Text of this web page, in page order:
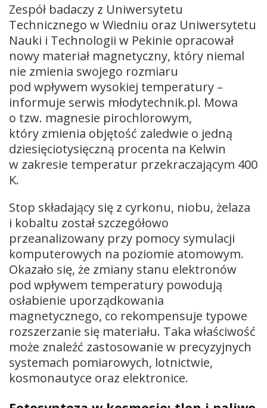
Zespół badaczy z Uniwersytetu
Technicznego w Wiedniu oraz Uniwersytetu
Nauki i Technologii w Pekinie opracował
nowy materiał magnetyczny, który niemal
nie zmienia swojego rozmiaru
pod wpływem wysokiej temperatury –
informuje serwis młodytechnik.pl. Mowa
o tzw. magnesie pirochlorowym,
który zmienia objętość zaledwie o jedną
dziesięciotysięczną procenta na Kelwin
w zakresie temperatur przekraczającym 400
K.
Stop składający się z cyrkonu, niobu, żelaza
i kobaltu został szczegółowo
przeanalizowany przy pomocy symulacji
komputerowych na poziomie atomowym.
Okazało się, że zmiany stanu elektronów
pod wpływem temperatury powodują
osłabienie uporządkowania
magnetycznego, co rekompensuje typowe
rozszerzanie się materiału. Taka właściwość
może znaleźć zastosowanie w precyzyjnych
systemach pomiarowych, lotnictwie,
kosmonautyce oraz elektronice.